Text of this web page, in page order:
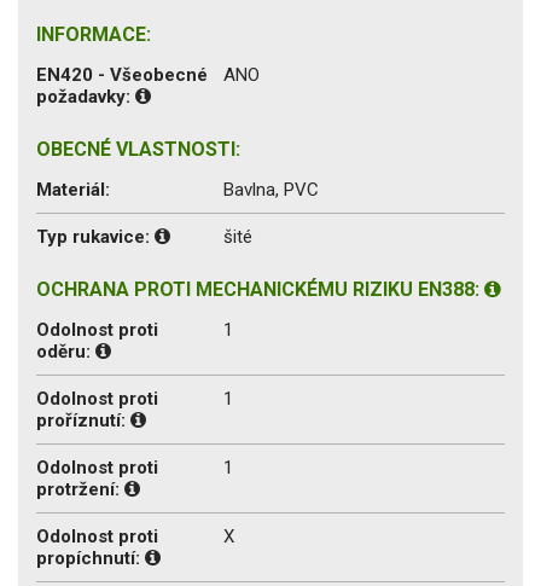
INFORMACE:
EN420 - Všeobecné
požadavky:
ANO
OBECNÉ VLASTNOSTI:
Materiál: Bavlna, PVC
Typ rukavice: šité
OCHRANA PROTI MECHANICKÉMU RIZIKU EN388:
Odolnost proti
oděru:
1
Odolnost proti
proříznutí:
1
Odolnost proti
protržení:
1
Odolnost proti
propíchnutí:
X